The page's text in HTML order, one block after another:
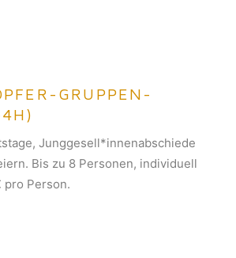
GRUPPEN-
Junggesell*innenabschiede
Bis zu 8 Personen, individuell
pro Person.